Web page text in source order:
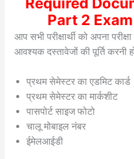
Part 2
आप सभी परीक्षार्थी को अपना
आवश्यक दस्तावेजों की पूर्ति करनी
प्रथम सेमेस्टर का एडमिट कार्ड
प्रथम सेमेस्टर का मार्कशीट
पासपोर्ट साइज फोटो
चालू मोबाइल नंबर
ईमेलआईडी